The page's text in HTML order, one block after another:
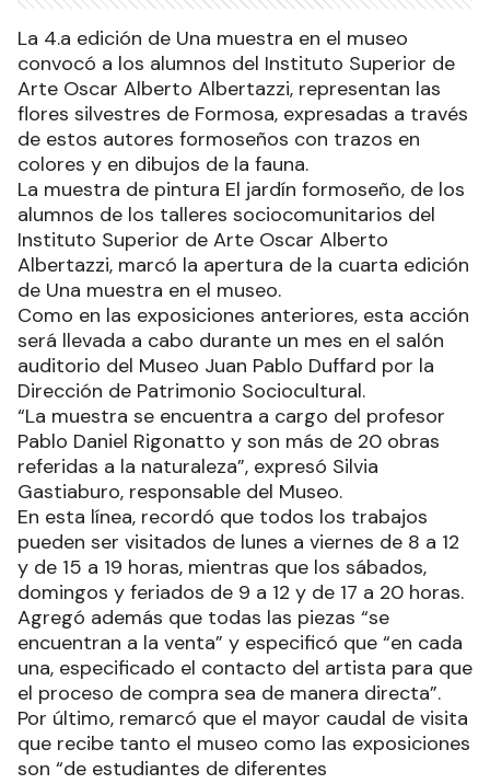
La 4.a edición de Una muestra en el museo
convocó a los alumnos del Instituto Superior de
Arte Oscar Alberto Albertazzi, representan las
flores silvestres de Formosa, expresadas a través
de estos autores formoseños con trazos en
colores y en dibujos de la fauna.
La muestra de pintura El jardín formoseño, de los
alumnos de los talleres sociocomunitarios del
Instituto Superior de Arte Oscar Alberto
Albertazzi, marcó la apertura de la cuarta edición
de Una muestra en el museo.
Como en las exposiciones anteriores, esta acción
será llevada a cabo durante un mes en el salón
auditorio del Museo Juan Pablo Duffard por la
Dirección de Patrimonio Sociocultural.
“La muestra se encuentra a cargo del profesor
Pablo Daniel Rigonatto y son más de 20 obras
referidas a la naturaleza”, expresó Silvia
Gastiaburo, responsable del Museo.
En esta línea, recordó que todos los trabajos
pueden ser visitados de lunes a viernes de 8 a 12
y de 15 a 19 horas, mientras que los sábados,
domingos y feriados de 9 a 12 y de 17 a 20 horas.
Agregó además que todas las piezas “se
encuentran a la venta” y especificó que “en cada
una, especificado el contacto del artista para que
el proceso de compra sea de manera directa”.
Por último, remarcó que el mayor caudal de visita
que recibe tanto el museo como las exposiciones
son “de estudiantes de diferentes